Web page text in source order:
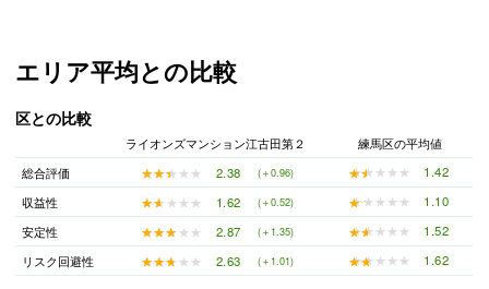
エリア平均との比較
区との比較
ライオンズマンション江古田第２
練馬区の平均値
総合評価
★★★★★
★★★★★ 2.38 (＋0.96) ★★★★★
★★★★★
1.42
収益性
★★★★★
★★★★★ 1.62 (＋0.52) ★★★★★
★★★★★
1.10
安定性
★★★★★
★★★★★ 2.87 (＋1.35) ★★★★★
★★★★★
1.52
リスク回避性
★★★★★
★★★★★ 2.63 (＋1.01) ★★★★★
★★★★★ 1.62